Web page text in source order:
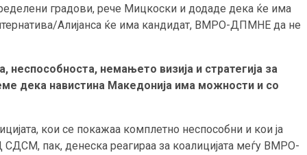
градови, рече Мицкоски и додаде дека ќе има
Алијанса ќе има кандидат, ВМРО-ДПМНЕ да не
немањето визија и стратегија за
дека навистина Македонија има можности и со
кои се покажаа комплетно неспособни и кои ја
пак, денеска реагираа за коалицијата меѓу ВМРО-